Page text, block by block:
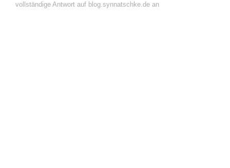
vollständige Antwort auf blog.synnatschke.de an